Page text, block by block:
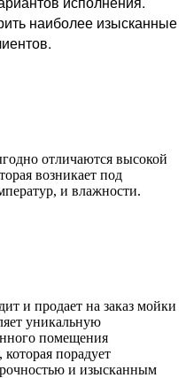
наиболее изысканные
отличаются высокой
возникает под
и влажности.
и продает на заказ мойки
уникальную
помещения
порадует
и изысканным